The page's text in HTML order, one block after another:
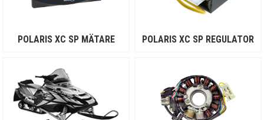
POLARIS XC SP MÄTARE POLARIS XC SP REGULATOR